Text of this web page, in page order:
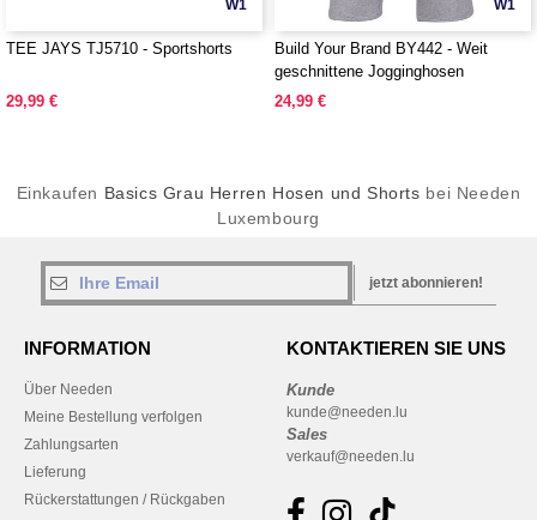
W1
TEE JAYS TJ5710 - Sportshorts
29,99 €
W1
Build Your Brand BY442 - Weit
geschnittene Jogginghosen
24,99 €
Einkaufen Basics Grau Herren Hosen und Shorts bei Needen
Luxembourg
jetzt abonnieren!
INFORMATION
Über Needen
Meine Bestellung verfolgen
Zahlungsarten
Lieferung
Rückerstattungen / Rückgaben
KONTAKTIEREN SIE UNS
Kunde
kunde@needen.lu
Sales
verkauf@needen.lu